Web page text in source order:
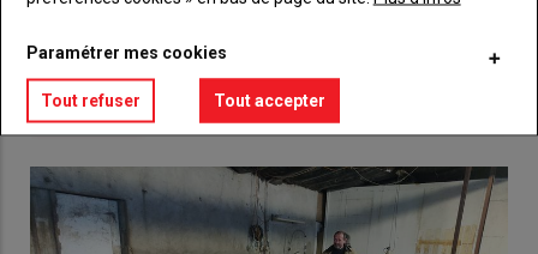
Lien Créez un compte
VOUS AIMEREZ AUSSI
Paramétrer mes cookies
Tout refuser Tout accepter